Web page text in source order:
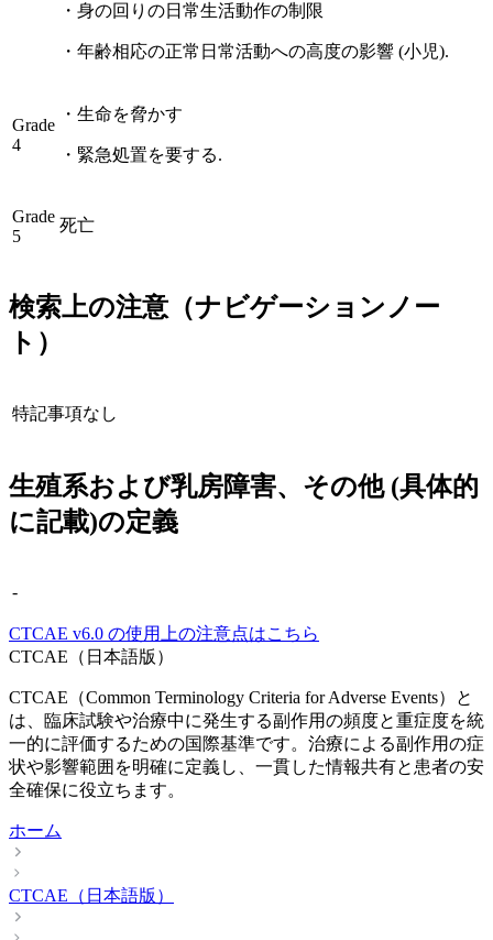
・ 身の回りの日常生活動作の制限
・ 年齢相応の正常日常活動への高度の影響 (小児).
Grade
4
・ 生命を脅かす
・ 緊急処置を要する.
Grade
5
死亡
検索上の注意（ナビゲーションノー
ト）
特記事項なし
生殖系および乳房障害、その他 (具体的
に記載)の定義
-
CTCAE v6.0 の使用上の注意点はこちら
CTCAE（日本語版）
CTCAE（Common Terminology Criteria for Adverse Events）と
は、臨床試験や治療中に発生する副作用の頻度と重症度を統
一的に評価するための国際基準です。治療による副作用の症
状や影響範囲を明確に定義し、一貫した情報共有と患者の安
全確保に役立ちます。
ホーム
CTCAE（日本語版）